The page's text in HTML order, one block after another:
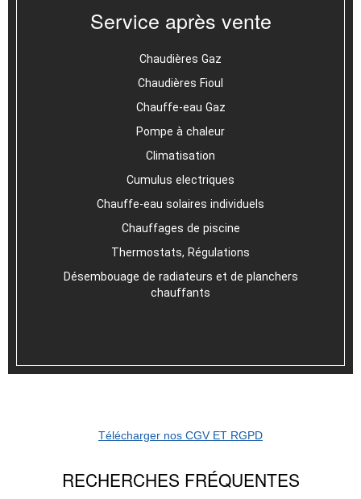
Service après vente
Chaudières Gaz
Chaudières Fioul
Chauffe-eau Gaz
Pompe à chaleur
Climatisation
Cumulus electriques
Chauffe-eau solaires individuels
Chauffages de piscine
Thermostats, Régulations
Désembouage de radiateurs et de planchers
chauffants
Télécharger nos CGV ET RGPD
RECHERCHES FRÉQUENTES